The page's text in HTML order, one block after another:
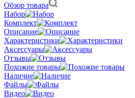
Обзор товара
Набор
Комплект
Описание
Характеристики
Аксессуары
Отзывы
Похожие товары
Наличие
Файлы
Видео